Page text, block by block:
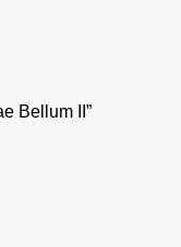
Bellum II”